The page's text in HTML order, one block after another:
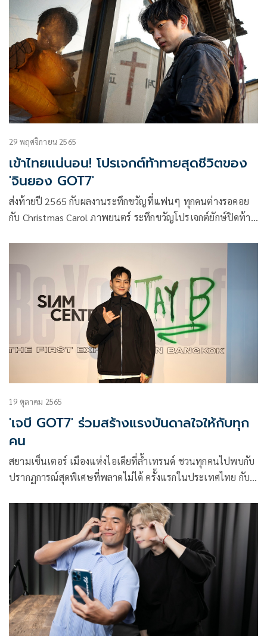
ในเวิลด์ทัวร์แรกของแบมแบม 2023-2024 BamBam THE 1ST
WORLD TOUR [AREA 52] in BANGKOK วันที่ 28 ตุลาคมนี้
29 พฤศจิกายน 2565
เข้าไทยแน่นอน! โปรเจกต์ท้าทายสุดชีวิตของ
'จินยอง GOT7'
ส่งท้ายปี 2565 กับผลงานระทึกขวัญที่แฟนๆ ทุกคนต่างรอคอย
กับ Christmas Carol ภาพยนตร์ ระทึกขวัญโปรเจกต์ยักษ์ปิดท้าย
สามารถที่เคยฝากผลงานโด่งดังมาแล้วจากซีรีส์ He is
Psychometric และ Yumi’s Cells 2 มาแสดงนำในบทบาท
ฝาแฝดที่ต้องกลับมาล้างแค้นซึ่งถือเป็นผลงานที่ท้าทายที่สุดใน
ชีวิตของจินยอง ล่าสุดภาพยนตร์ได้ปล่อย ตัวอย่างซับไทย ออกมา
พร้อมคอนเฟิร์มวันเข้าฉายให้แฟนๆ ชาวไทยเตรียมปักหมุดรอ
ชมได้แน่นอน 29 ธันวาคมนี้ในโรงภาพยนตร์
19 ตุลาคม 2565
'เจบี GOT7' ร่วมสร้างแรงบันดาลใจให้กับทุก
คน
สยามเซ็นเตอร์ เมืองแห่งไอเดียที่ล้ำเทรนด์ ชวนทุกคนไปพบกับ
ปรากฏการณ์สุดพิเศษที่พลาดไม่ได้ ครั้งแรกในประเทศไทย กับ
in Bangkok นิทรรศการโดยศิลปินระดับโลก JAY B สมาชิกวง
GOT7 ที่บินลัดฟ้ามาร่วมสร้างปรากฏการณ์ความร่วมมือทาง
ศิลปะ ดนตรี และดีไซน์ จัดเป็นนิทรรศการเต็มรูปแบบเป็นครั้ง
แรกสำหรับสยามเซ็นเตอร์ เพื่อสร้างแรงบันดาลใจให้กับทุกคน